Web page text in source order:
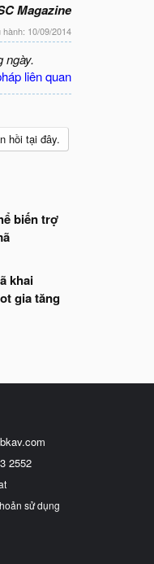
Magazine
10/09/2014
ngày.
liên quan
hồi tại đây.
biến trợ
khai
gia tăng
2552
sử dụng